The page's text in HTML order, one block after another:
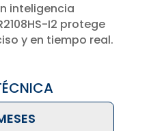
inteligencia
I2 protege
y en tiempo real.